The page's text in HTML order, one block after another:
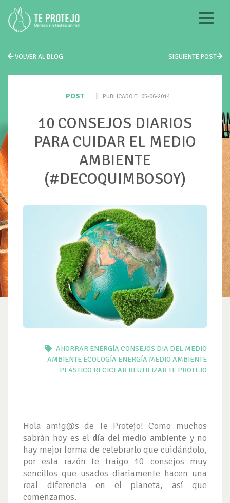
VOLVER AL BLOG SIGUIENTE POST
POST PUBLICADO EL 05-06-2014
10 CONSEJOS DIARIOS
PARA CUIDAR EL MEDIO
AMBIENTE
(#DECOQUIMBOSOY)
AHORRAR ENERGÍA CONSEJOS DIA DEL MEDIO
AMBIENTE ECOLOGÍA ENERGÍA MEDIO AMBIENTE
PLÁSTICO RECICLAR REUTILIZARTE PROTEJO
Hola amig@s de Te Protejo! Como muchos
sabrán hoy es el día del medio ambiente y no
hay mejor forma de celebrarlo que cuidándolo,
por esta razón te traigo 10 consejos muy
sencillos que usados diariamente hacen una
real diferencia en el planeta, así que
comenzamos.